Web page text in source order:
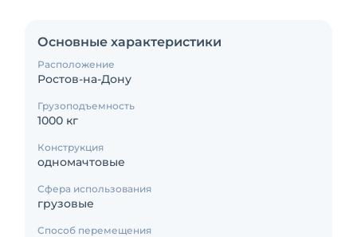
Основные характеристики
Расположение
Ростов-на-Дону
Грузоподъемность
1000 кг
Конструкция
одномачтовые
Сфера использования
грузовые
Способ перемещения